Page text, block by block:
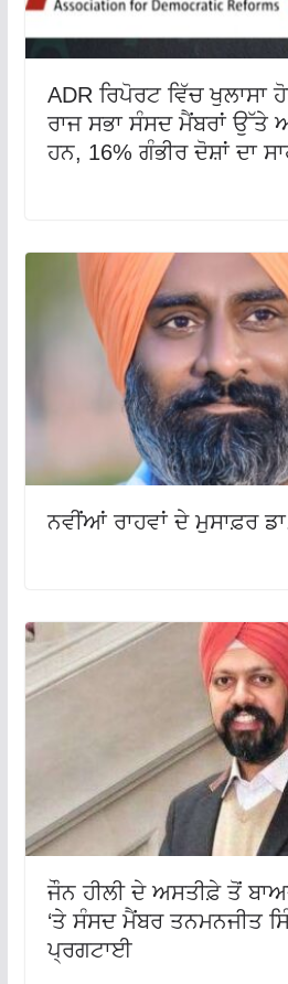
ADR ਰਿਪੋਰਟ ਵਿੱਚ ਖੁਲਾਸਾ
ਰਾਜ ਸਭਾ ਸੰਸਦ ਮੈਂਬਰਾਂ ਉੱਤੇ
ਹਨ, 16% ਗੰਭੀਰ ਦੋਸ਼ਾਂ ਦਾ
ਨਵੀਂਆਂ ਰਾਹਵਾਂ ਦੇ ਮੁਸਾਫ਼ਰ
ਜੌਨ ਹੀਲੀ ਦੇ ਅਸਤੀਫ਼ੇ ਤੋਂ
‘ਤੇ ਸੰਸਦ ਮੈਂਬਰ ਤਨਮਨਜੀਤ
ਪ੍ਰਗਟਾਈ